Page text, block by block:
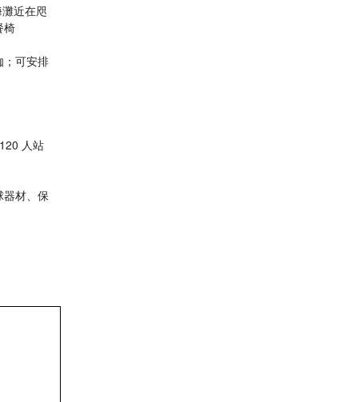
近在咫
椅
；可安排
人站
器材、保